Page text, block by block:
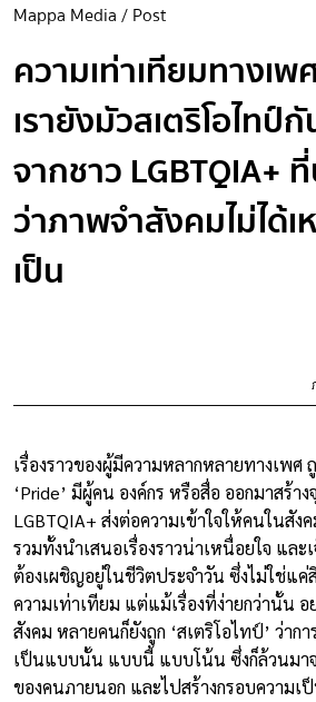
Mappa Media / Post
ความเท่าเทียมทางเพ
เรายังมัวสเตริโอไทป์กั
จากชาว LGBTQIA+
ว่าภาพจำสังคมไม่ได้
เป็น
เรื่องราวของผู้มีความหลากหลายทางเพศ
‘Pride’ มีผู้คน องค์กร หรือสื่อ ออกมาสร้
LGBTQIA+ ส่งต่อความเข้าใจให้คนในสัง
รวมทั้งนำเสนอเรื่องราวน่าเหนื่อยใจ และ
ต้องเผชิญอยู่ในชีวิตประจำวัน ซึ่งไม่ใช่แ
ความเท่าเทียม แต่แม้เรื่องที่ง่ายกว่านั้น อ
สังคม หลายคนก็ยังถูก ‘สเตริโอไทป์’ ว่าก
เป็นแบบนั้น แบบนี้ แบบโน้น ซึ่งก็ล้วนมาจา
ของคนภายนอก และไปสร้างกรอบความ